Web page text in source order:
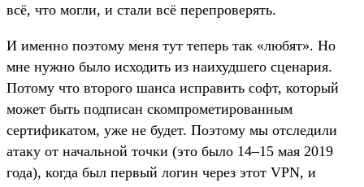
всё, что могли, и стали всё перепроверять.
И именно поэтому меня тут теперь так «любят». Но
мне нужно было исходить из наихудшего сценария.
Потому что второго шанса исправить софт, который
может быть подписан скомпрометированным
сертификатом, уже не будет. Поэтому мы отследили
атаку от начальной точки (это было 14–15 мая 2019
года), когда был первый логин через этот VPN, и